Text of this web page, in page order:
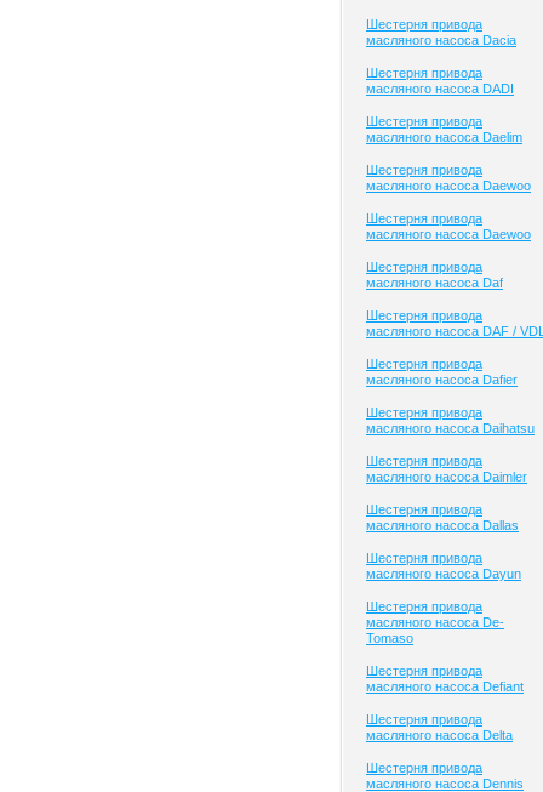
Шестерня привода
масляного насоса Dacia
Шестерня привода
масляного насоса DADI
Шестерня привода
масляного насоса Daelim
Шестерня привода
масляного насоса Daewoo
Шестерня привода
масляного насоса Daewoo
Шестерня привода
масляного насоса Daf
Шестерня привода
масляного насоса DAF /
Шестерня привода
масляного насоса Dafier
Шестерня привода
масляного насоса Daihatsu
Шестерня привода
масляного насоса Daimler
Шестерня привода
масляного насоса Dallas
Шестерня привода
масляного насоса Dayun
Шестерня привода
масляного насоса De-
Tomaso
Шестерня привода
масляного насоса Defiant
Шестерня привода
масляного насоса Delta
Шестерня привода
масляного насоса Dennis